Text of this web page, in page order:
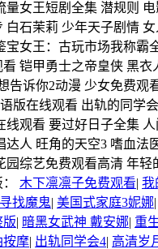
量女王短剧全集 潜规则
白石茉莉 少年天子剧情
宝女王：古玩市场我称霸
看 铠甲勇士之帝皇侠 黑衣
告诉你2动漫 少女免费观
版在线观看 出轨的同学
线观看 要过好日子全集
达人 旺角的天空3 嗜血法
园综艺免费观看高清 年轻
木下凛凛子免费观看| 我
寻找魔鬼| 美国式家庭3妮娜|
版| 暗黑女武神 戴安娜| 重
按摩| 出轨同学会4| 高清岁